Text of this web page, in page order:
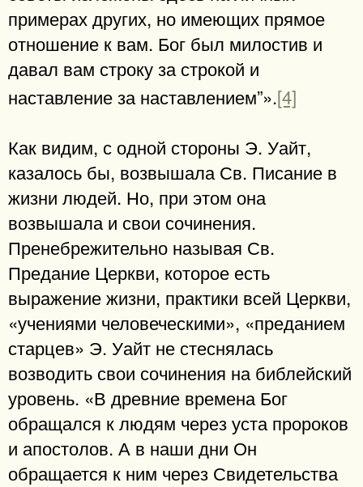
примерах других, но имеющих прямое
отношение к вам. Бог был милостив и
давал вам строку за строкой и
наставление за наставлением”».[4]
Как видим, с одной стороны Э. Уайт,
казалось бы, возвышала Св. Писание в
жизни людей. Но, при этом она
возвышала и свои сочинения.
Пренебрежительно называя Св.
Предание Церкви, которое есть
выражение жизни, практики всей Церкви,
«учениями человеческими», «преданием
старцев» Э. Уайт не стеснялась
возводить свои сочинения на библейский
уровень. «В древние времена Бог
обращался к людям через уста пророков
и апостолов. А в наши дни Он
обращается к ним через Свидетельства